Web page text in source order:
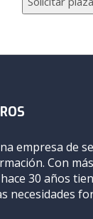
empresa de
Con
30 años
necesidades